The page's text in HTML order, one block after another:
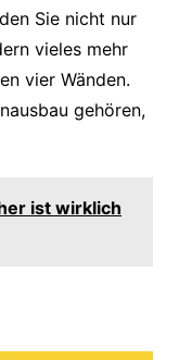
Sie nicht nur
vieles mehr
vier Wänden.
gehören,
ist wirklich